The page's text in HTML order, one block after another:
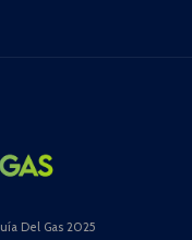
Del Gas 2025